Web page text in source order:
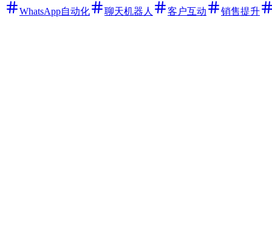
WhatsApp自动化 聊天机器人 客户互动 销售提升